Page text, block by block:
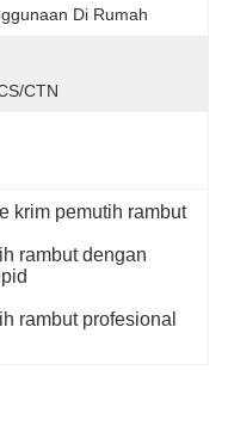
Di Rumah
CTN
krim pemutih rambut
rambut dengan
rambut profesional